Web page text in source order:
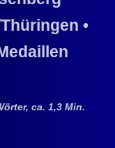
•
ca. 1,3 Min.